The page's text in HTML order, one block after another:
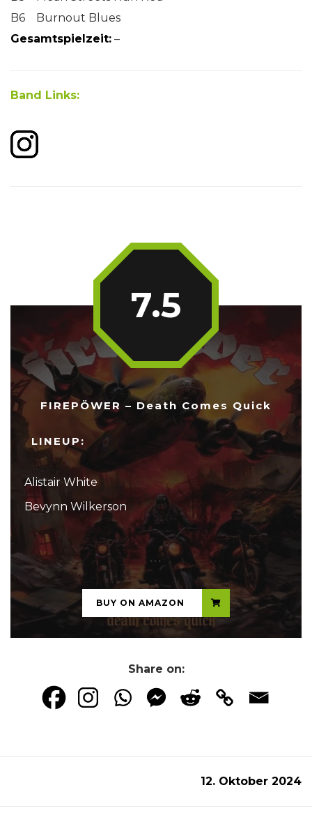
B6 Burnout Blues
Gesamtspielzeit: –
Band Links:
FIREPÖWER – Death Comes Quick
LINEUP:
Alistair White
Bevynn Wilkerson
7.5
...
BUY ON AMAZON
Share on:
12. Oktober 2024